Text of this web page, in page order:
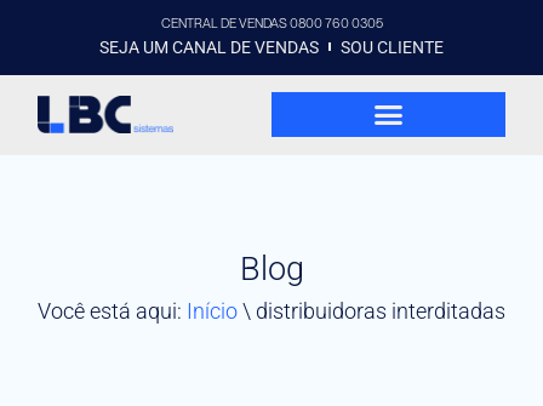
CENTRAL DE VENDAS 0800 760 0305
SEJA UM CANAL DE VENDAS SOU CLIENTE
Blog
Você está aqui: Início\ distribuidoras interditadas